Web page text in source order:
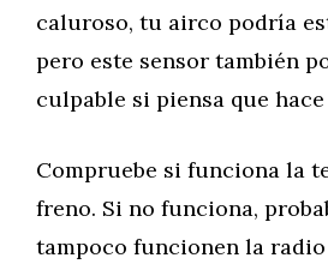
caluroso, tu airco podría
pero este sensor también
culpable si piensa que
Compruebe si funciona la
freno. Si no funciona,
tampoco funcionen la